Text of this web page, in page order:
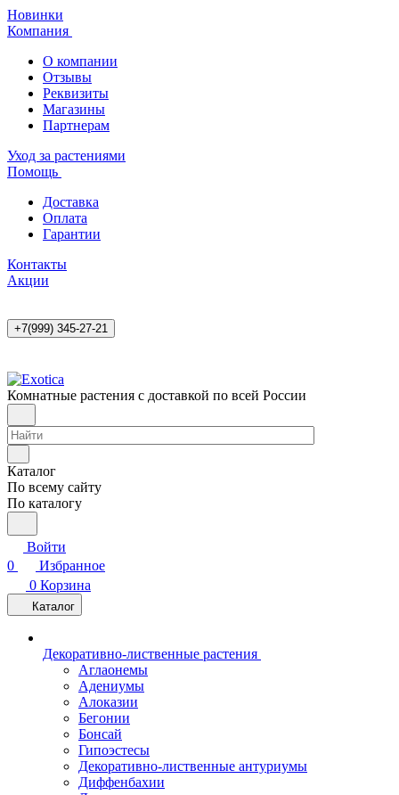
Новинки
Компания
О компании
Отзывы
Реквизиты
Магазины
Партнерам
Уход за растениями
Помощь
Доставка
Оплата
Гарантии
Контакты
Акции
+7(999) 345-27-21
Комнатные растения с доставкой по всей России
Каталог
По всему сайту
По каталогу
Войти
0
Избранное
0 Корзина
Каталог
Декоративно-лиственные растения
Аглаонемы
Адениумы
Алоказии
Бегонии
Бонсай
Гипоэстесы
Декоративно-лиственные антуриумы
Диффенбахии